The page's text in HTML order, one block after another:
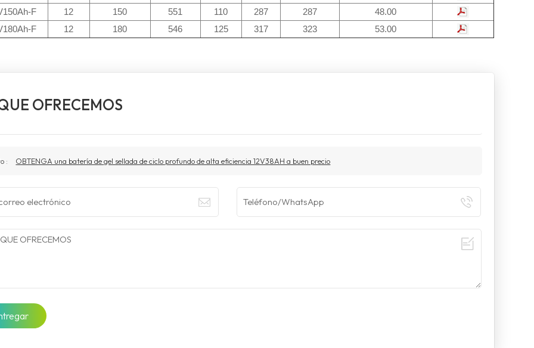
F
12 150 551 110 287 287
48.00
F
12 180 546 125 317 323 53.00
OFRECEMOS
: OBTENGA una batería de gel sellada de ciclo profundo de alta eficiencia 12V38AH a buen precio